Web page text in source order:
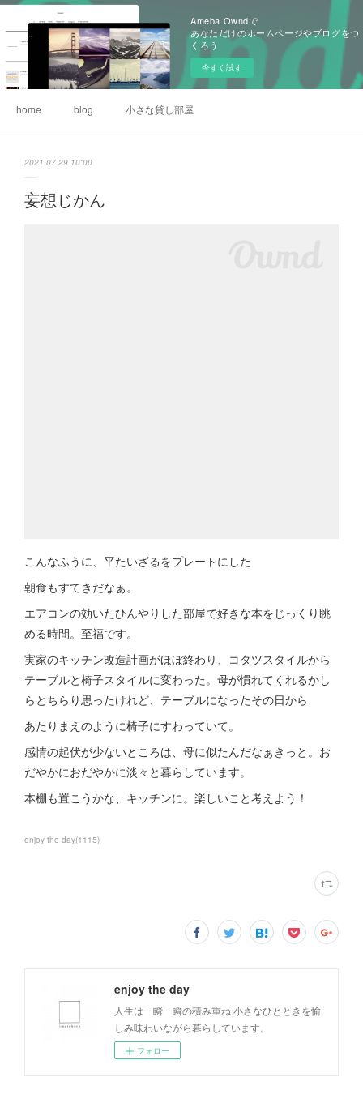
Ameba Owndで
あなただけのホームページやブログをつ
くろう
今すぐ試す
home blog 小さな貸し部屋
2021.07.29 10:00
妄想じかん
こんなふうに、平たいざるをプレートにした
朝食もすてきだなぁ。
エアコンの効いたひんやりした部屋で好きな本をじっくり眺
める時間。至福です。
実家のキッチン改造計画がほぼ終わり、コタツスタイルから
テーブルと椅子スタイルに変わった。母が慣れてくれるかし
らとちらり思ったけれど、テーブルになったその日から
あたりまえのように椅子にすわっていて。
感情の起伏が少ないところは、母に似たんだなぁきっと。お
だやかにおだやかに淡々と暮らしています。
本棚も置こうかな、キッチンに。楽しいこと考えよう！
enjoy the day(1115)
enjoy the day
人生は一瞬一瞬の積み重ね 小さなひとときを愉
しみ味わいながら暮らしています。
フォロー